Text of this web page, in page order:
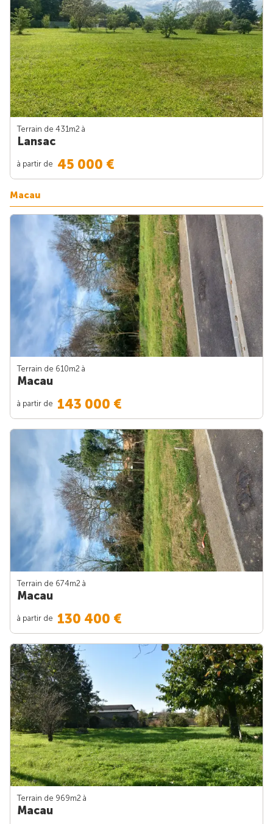
Terrain de 431m2 à
Lansac
à partir de 45 000 €
Macau
Terrain de 610m2 à
Macau
à partir de 143 000 €
Terrain de 674m2 à
Macau
à partir de 130 400 €
Terrain de 969m2 à
Macau